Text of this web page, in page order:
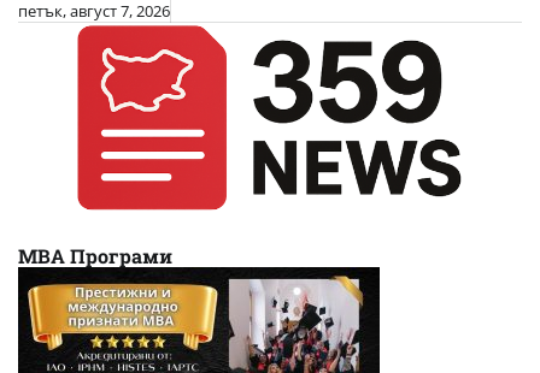
Skipпетък, август 7, 2026
МВА Програми